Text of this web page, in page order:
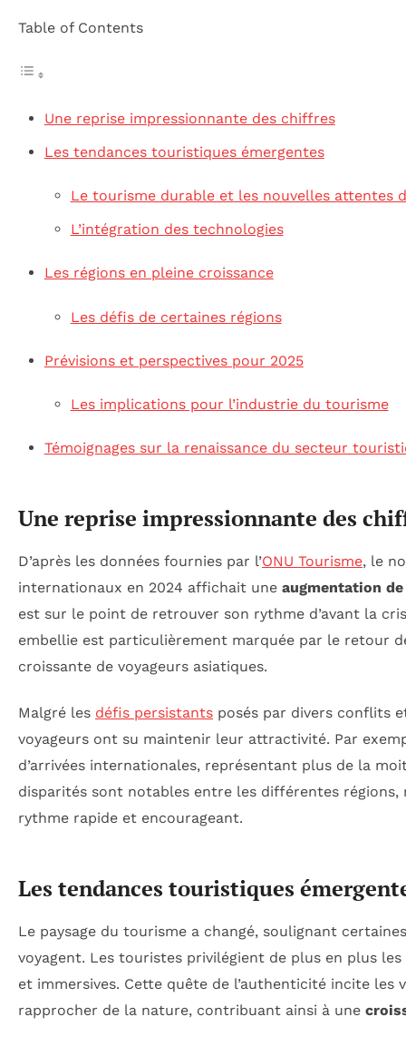
Table of Contents
Une reprise impressionnante des chiffres
Les tendances touristiques émergentes
Le tourisme durable et les nouvelles attentes
L’intégration des technologies
Les régions en pleine croissance
Les défis de certaines régions
Prévisions et perspectives pour 2025
Les implications pour l’industrie du tourisme
Témoignages sur la renaissance du secteur
Une reprise impressionnante des
D’après les données fournies par l’ONU Tourisme, le
internationaux en 2024 affichait une augmentation de
est sur le point de retrouver son rythme d’avant la
embellie est particulièrement marquée par le retour
croissante de voyageurs asiatiques.
Malgré les défis persistants posés par divers conflits
voyageurs ont su maintenir leur attractivité. Par
d’arrivées internationales, représentant plus de la
disparités sont notables entre les différentes
rythme rapide et encourageant.
Les tendances touristiques
Le paysage du tourisme a changé, soulignant
voyagent. Les touristes privilégient de plus en plus
et immersives. Cette quête de l’authenticité incite
rapprocher de la nature, contribuant ainsi à une